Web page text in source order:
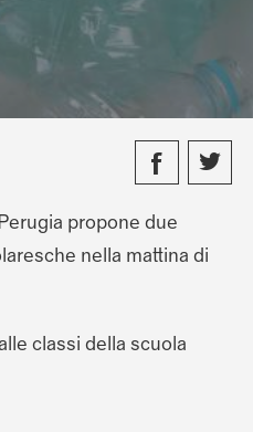
propone due
nella mattina di
classi della scuola